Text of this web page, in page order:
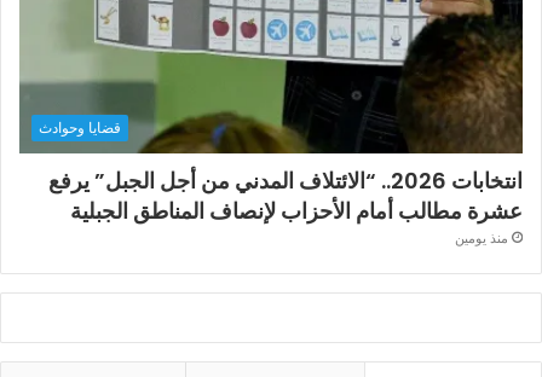
قضايا وحوادث
انتخابات 2026.. “الائتلاف المدني من أجل الجبل” يرفع
عشرة مطالب أمام الأحزاب لإنصاف المناطق الجبلية
منذ يومين